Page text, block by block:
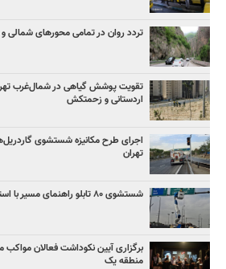
تردد روان در تمامی محورهای شمالی
تقویت پوشش گیاهی در شمال‌غرب
اردستانی و زحمتکش
اجرای طرح مکانیزه شستشوی
تهران
شستشوی ۸۰ تابلو راهنمای مسیر با استفاده از بالابر
برگزاری آیین نکوداشت فعالان
منطقه یک